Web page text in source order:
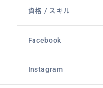
資格 / スキル
Facebook
Instagram